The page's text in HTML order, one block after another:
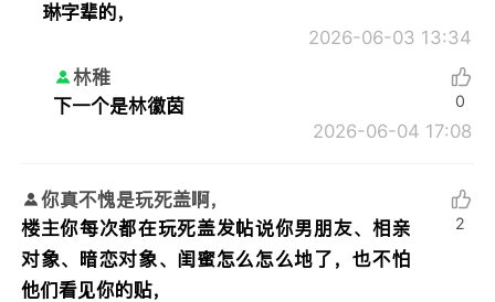
琳字辈的，
2026-06-03 13:34
林稚
下一个是林徽茵
2026-06-04 17:08
0
你真不愧是玩死盖啊，
楼主你每次都在玩死盖发帖说你男朋友、相亲
对象、暗恋对象、闺蜜怎么怎么地了，也不怕
他们看见你的贴，
2